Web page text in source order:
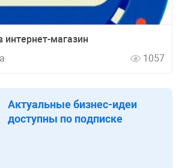
интернет-магазин
1057
Актуальные бизнес-идеи
доступны по подписке